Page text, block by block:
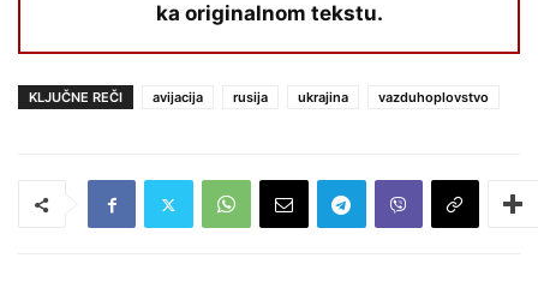
ka originalnom tekstu.
KLJUČNE REČI avijacija rusija ukrajina vazduhoplovstvo